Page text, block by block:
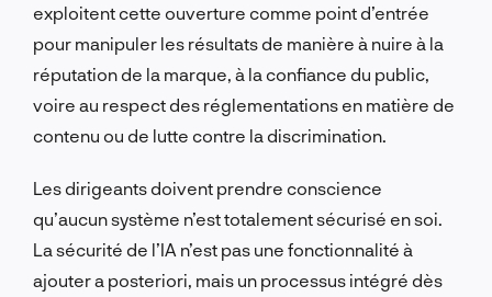
exploitent cette ouverture comme point d’entrée
pour manipuler les résultats de manière à nuire à la
réputation de la marque, à la confiance du public,
voire au respect des réglementations en matière de
contenu ou de lutte contre la discrimination.
Les dirigeants doivent prendre conscience
qu’aucun système n’est totalement sécurisé en soi.
La sécurité de l’IA n’est pas une fonctionnalité à
ajouter a posteriori, mais un processus intégré dès